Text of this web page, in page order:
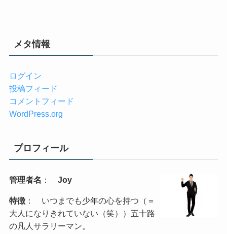
メタ情報
ログイン
投稿フィード
コメントフィード
WordPress.org
プロフィール
管理者名 ： Joy
特徴： いつまでも少年の心を持つ（＝
大人になりきれていない（笑））五十路
の凡人サラリーマン。